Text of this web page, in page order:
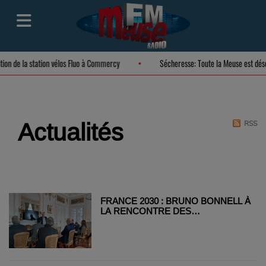
de la station vélos Fluo à Commercy Sécheresse: Toute la Meuse est
Actualités RSS
FRANCE 2030 : BRUNO BONNELL À
LA RENCONTRE DES